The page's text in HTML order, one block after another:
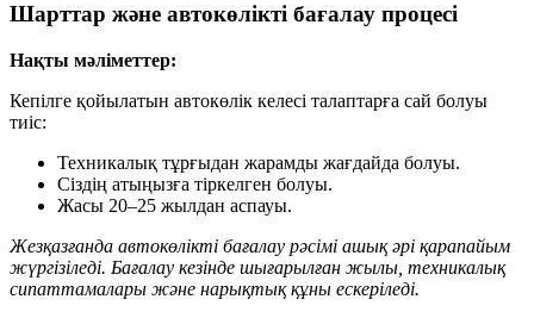
Шарттар және автокөлікті бағалау процесі
Нақты мәліметтер:
Кепілге қойылатын автокөлік келесі талаптарға сай болуы
тиіс:
Техникалық тұрғыдан жарамды жағдайда болуы.
Сіздің атыңызға тіркелген болуы.
Жасы 20–25 жылдан аспауы.
Жезқазғанда автокөлікті бағалау рәсімі ашық әрі қарапайым
жүргізіледі. Бағалау кезінде шығарылған жылы, техникалық
сипаттамалары және нарықтық құны ескеріледі.